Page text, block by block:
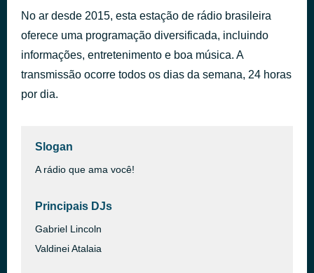
2173
Participe pelo WhatsApp: (11) 96731
há 18 horas
Nenhuma condenação há
No ar desde 2015, esta estação de rádio brasileira
oferece uma programação diversificada, incluindo
informações, entretenimento e boa música. A
transmissão ocorre todos os dias da semana, 24 horas
por dia.
Slogan
A rádio que ama você!
Principais DJs
Gabriel Lincoln
Valdinei Atalaia